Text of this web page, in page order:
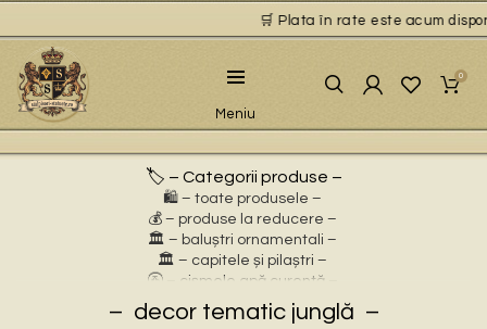
🛒 Plata în rate este acum
Meniu
0
🏷️ – Categorii produse –
🛍️ – toate produsele –
💰 – produse la reducere –
🏛 – baluștri ornamentali –
🏛 – capitele și pilaștri –
🚰 – cișmele apă curentă –
⛲ – fântâni arteziene –
🎀 – idei de cadouri –
decor tematic junglă